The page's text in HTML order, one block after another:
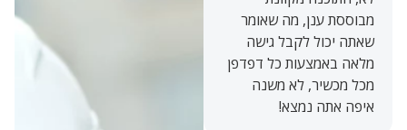
מבוססת ענן, מה שאומר
שאתה יכול לקבל גישה
מלאה באמצעות כל דפדפן
מכל מכשיר, לא משנה
איפה אתה נמצא!